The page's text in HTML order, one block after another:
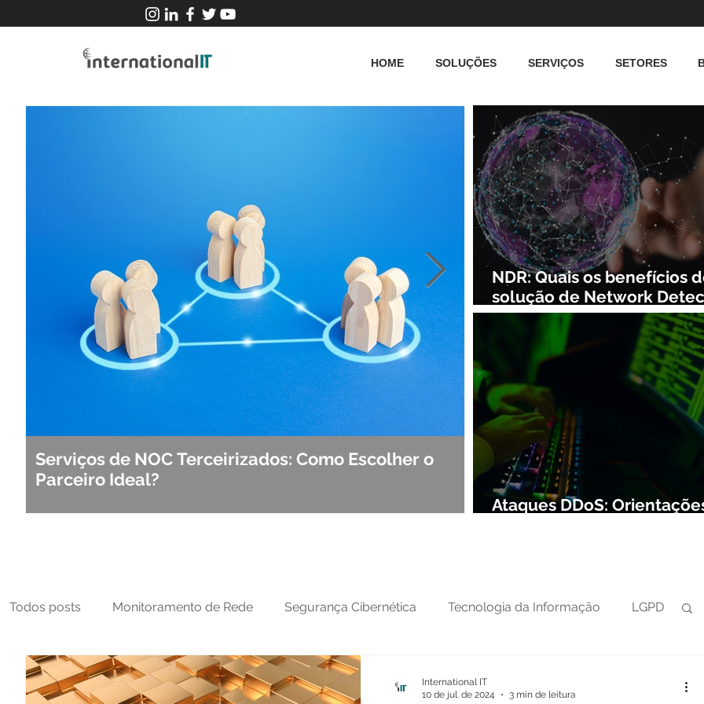
HOME SOLUÇÕES SERVIÇOS SETORES
NDR: Quais os benefícios
solução de Network
and Response?
Ataques DDoS:
Serviços de NOC Terceirizados: Como Escolher o
Parceiro Ideal?
Observabilidade e NOC:
Segurança de Redes
Todos posts Monitoramento de Rede Segurança Cibernética Tecnologia da Informação LGPD
MFT NOC Tecnologia Operacional
International IT
10 de jul. de 2024
3 min de leitura